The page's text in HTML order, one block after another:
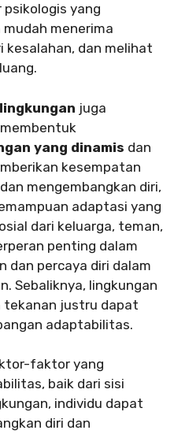
yang
menerima
kesalahan, dan melihat
lingkungan juga
yang dinamis dan
kesempatan
mengembangkan diri,
adaptasi yang
dari keluarga, teman,
penting dalam
dan percaya diri dalam
Sebaliknya, lingkungan
tekanan justru dapat
adaptabilitas.
faktor yang
baik dari sisi
individu dapat
diri dan